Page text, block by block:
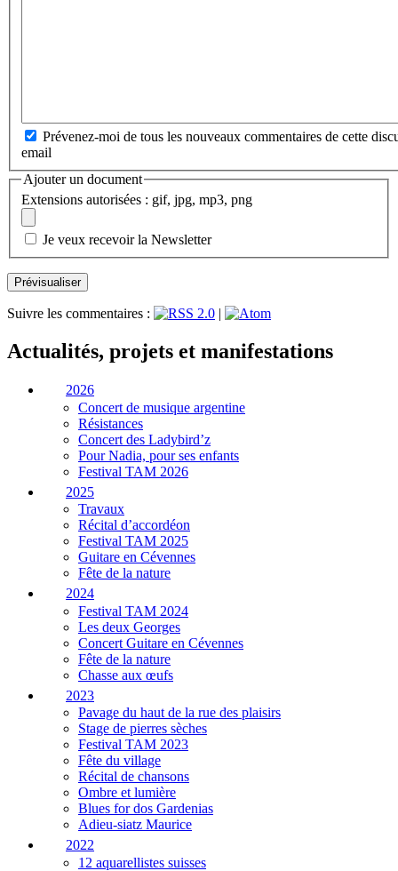
Prévenez-moi de tous les nouveaux commentaires de cette
email
Ajouter un document
Extensions autorisées : gif, jpg, mp3, png
Je veux recevoir la Newsletter
Suivre les commentaires : |
Actualités, projets et manifestations
2026
Concert de musique argentine
Résistances
Concert des Ladybird’z
Pour Nadia, pour ses enfants
Festival TAM 2026
2025
Travaux
Récital d’accordéon
Festival TAM 2025
Guitare en Cévennes
Fête de la nature
2024
Festival TAM 2024
Les deux Georges
Concert Guitare en Cévennes
Fête de la nature
Chasse aux œufs
2023
Pavage du haut de la rue des plaisirs
Stage de pierres sèches
Festival TAM 2023
Fête du village
Récital de chansons
Ombre et lumière
Blues for dos Gardenias
Adieu-siatz Maurice
2022
12 aquarellistes suisses